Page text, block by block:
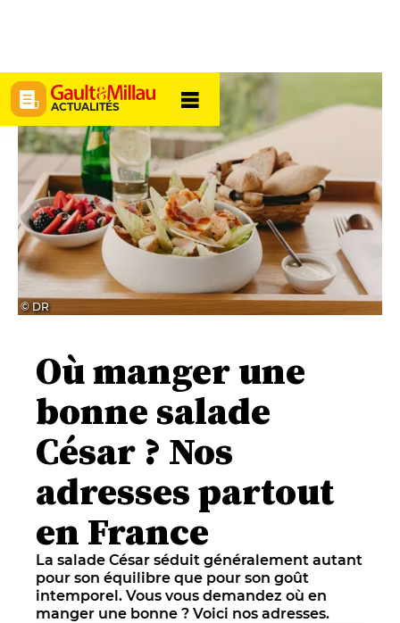
ACTUALITÉS
© DR
Où manger une
bonne salade
César ? Nos
adresses partout
en France
La salade César séduit généralement autant
pour son équilibre que pour son goût
intemporel. Vous vous demandez où en
manger une bonne ? Voici nos adresses.